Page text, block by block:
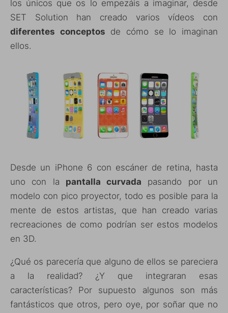
los únicos que os lo empezáis a imaginar, desde
SET Solution han creado varios vídeos con
diferentes conceptos de cómo se lo imaginan
ellos.
Desde un iPhone 6 con escáner de retina, hasta
uno con la pantalla curvada pasando por un
modelo con pico proyector, todo es posible para la
mente de estos artistas, que han creado varias
recreaciones de como podrían ser estos modelos
en 3D.
¿Qué os parecería que alguno de ellos se pareciera
a la realidad? ¿Y que integraran esas
características? Por supuesto algunos son más
fantásticos que otros, pero oye, por soñar que no